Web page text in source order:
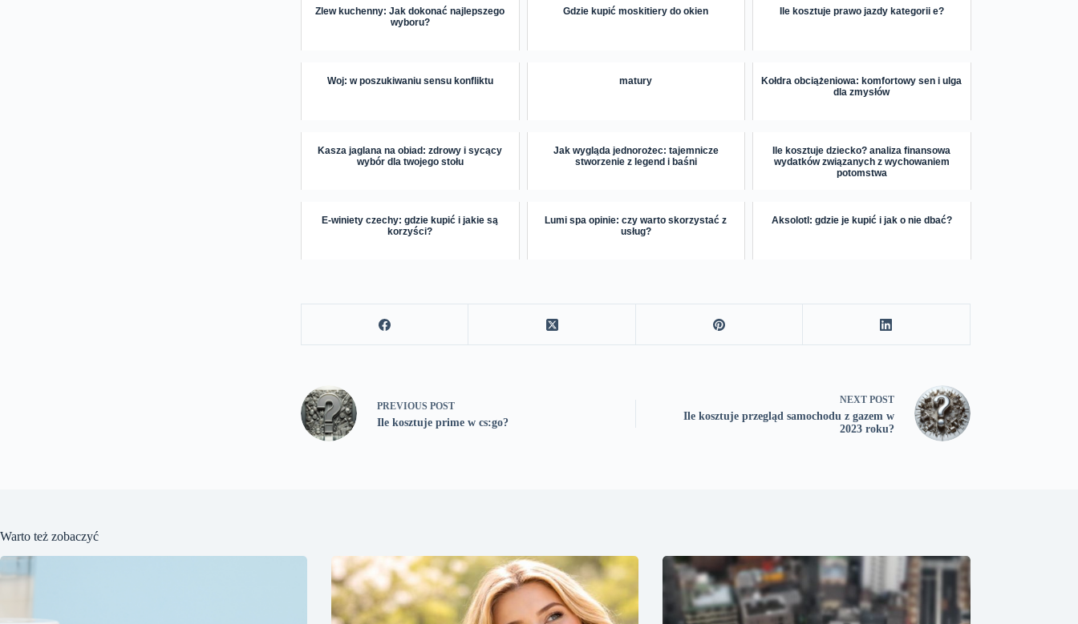
Zlew kuchenny: Jak dokonać najlepszego
wyboru?
Gdzie kupić moskitiery do okien Ile kosztuje prawo jazdy kategorii e?
Woj: w poszukiwaniu sensu konfliktu matury
Kołdra obciążeniowa: komfortowy sen i ulga
dla zmysłów
Kasza jaglana na obiad: zdrowy i sycący
wybór dla twojego stołu
Jak wygląda jednorożec: tajemnicze
stworzenie z legend i baśni
Ile kosztuje dziecko? analiza finansowa
wydatków związanych z wychowaniem
potomstwa
E-winiety czechy: gdzie kupić i jakie są
korzyści?
Lumi spa opinie: czy warto skorzystać z
usług?
Aksolotl: gdzie je kupić i jak o nie dbać?
PREVIOUS POST
Ile kosztuje prime w cs:go?
NEXT POST
Ile kosztuje przegląd samochodu z gazem w
2023 roku?
Warto też zobaczyć